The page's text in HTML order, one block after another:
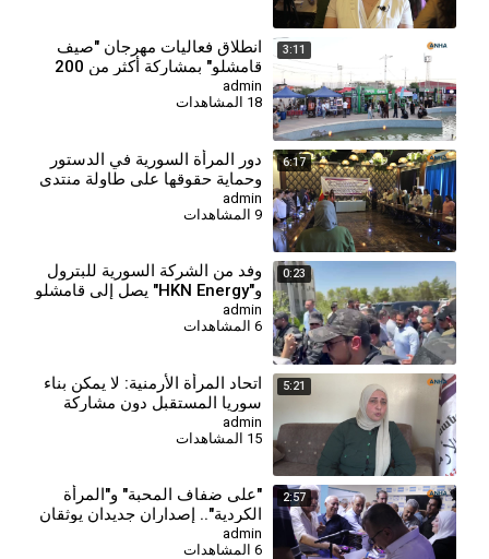
3:11
انطلاق فعاليات مهرجان "صيف
قامشلو" بمشاركة أكثر من 200
شركة
admin
18 المشاهدات
6:17
دور المرأة السورية في الدستور
وحماية حقوقها على طاولة منتدى
مجلس المرأة
admin
9 المشاهدات
0:23
وفد من الشركة السورية للبترول
و"HKN Energy" يصل إلى قامشلو
admin
6 المشاهدات
5:21
⁣اتحاد المرأة الأرمنية: لا يمكن بناء
سوريا المستقبل دون مشاركة
جميع النساء
admin
15 المشاهدات
2:57
⁣"على ضفاف المحبة" و"المرأة
الكردية".. إصداران جديدان يوثقان
الهوية والذاكرة
admin
6 المشاهدات